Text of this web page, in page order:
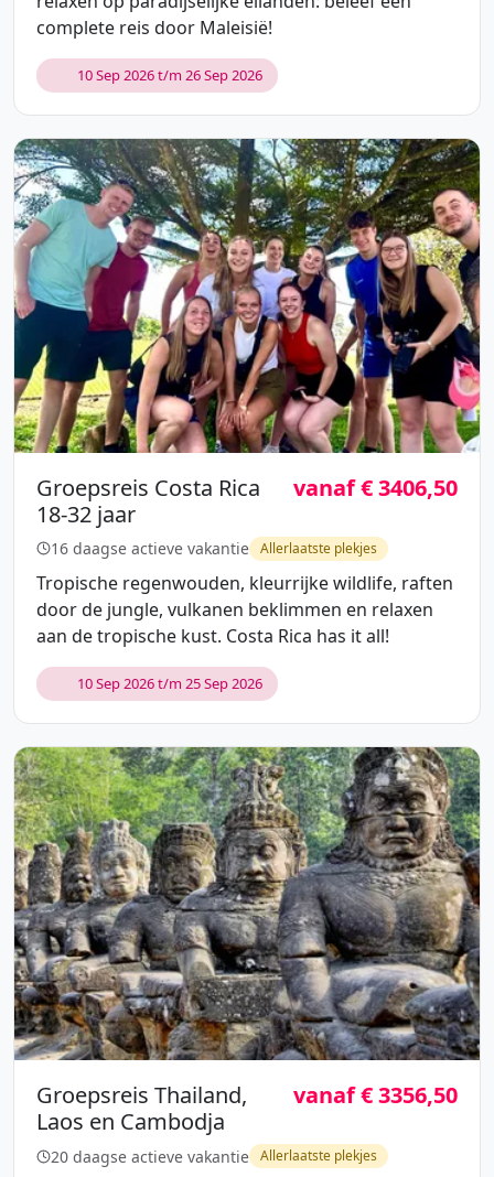
complete reis door Maleisië!
10 Sep 2026 t/m 26 Sep 2026
Groepsreis Costa Rica
18-32 jaar
vanaf € 3406,50
16 daagse actieve vakantie Allerlaatste plekjes
Tropische regenwouden, kleurrijke wildlife, raften
door de jungle, vulkanen beklimmen en relaxen
aan de tropische kust. Costa Rica has it all!
10 Sep 2026 t/m 25 Sep 2026
Groepsreis Thailand,
Laos en Cambodja
vanaf € 3356,50
20 daagse actieve vakantie Allerlaatste plekjes